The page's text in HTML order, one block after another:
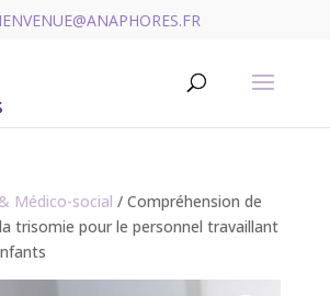
Médico-social / Compréhension de
trisomie pour le personnel travaillant